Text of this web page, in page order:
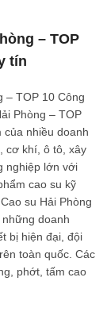
– TOP
tín
– TOP 10 Công
Phòng – TOP
của nhiều doanh
cơ khí, ô tô, xây
nghiệp lớn với
cao su kỹ
su Hải Phòng
doanh
bị hiện đại, đội
toàn quốc. Các
phớt, tấm cao